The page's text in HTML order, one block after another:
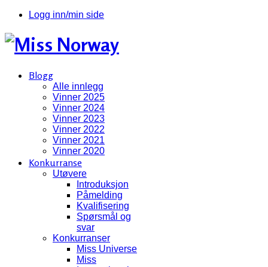
Logg inn/min side
Blogg
Alle innlegg
Vinner 2025
Vinner 2024
Vinner 2023
Vinner 2022
Vinner 2021
Vinner 2020
Konkurranse
Utøvere
Introduksjon
Påmelding
Kvalifisering
Spørsmål og
svar
Konkurranser
Miss Universe
Miss